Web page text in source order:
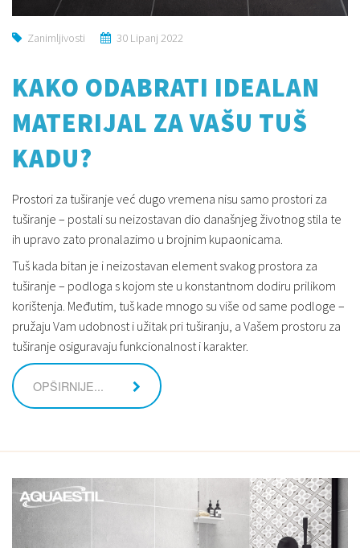
Zanimljivosti 30 Lipanj 2022
KAKO ODABRATI IDEALAN
MATERIJAL ZA VAŠU TUŠ
KADU?
Prostori za tuširanje već dugo vremena nisu samo prostori za
tuširanje – postali su neizostavan dio današnjeg životnog stila te
ih upravo zato pronalazimo u brojnim kupaonicama.
Tuš kada bitan je i neizostavan element svakog prostora za
tuširanje – podloga s kojom ste u konstantnom dodiru prilikom
korištenja. Međutim, tuš kade mnogo su više od same podloge –
pružaju Vam udobnost i užitak pri tuširanju, a Vašem prostoru za
tuširanje osiguravaju funkcionalnost i karakter.
OPŠIRNIJE...